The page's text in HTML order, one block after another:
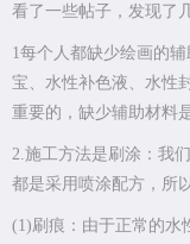
看了一些帖子，发现了
1每个人都缺少绘画的
宝、水性补色液、水性
重要的，缺少辅助材料
2.施工方法是刷涂：我
都是采用喷涂配方，所
(1)刷痕：由于正常的水